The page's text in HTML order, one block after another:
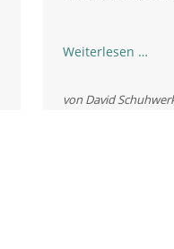
Weiterlesen …
für
von David